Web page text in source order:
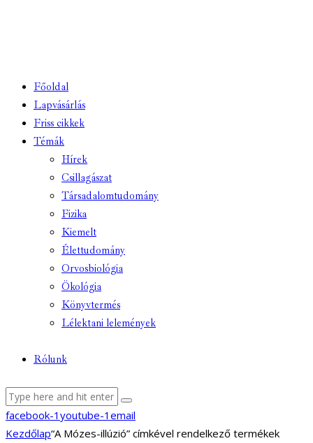
Főoldal
Lapvásárlás
Friss cikkek
Témák
Hírek
Csillagászat
Társadalomtudomány
Fizika
Kiemelt
Élettudomány
Orvosbiológia
Ökológia
Könyvtermés
Lélektani lelemények
Rólunk
facebook-1 youtube-1 email
Kezdőlap“A Mózes-illúzió” címkével rendelkező termékek